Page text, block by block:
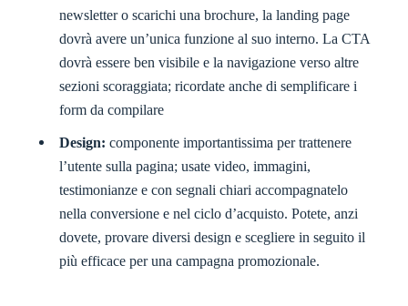
newsletter o scarichi una brochure, la landing page
dovrà avere un’unica funzione al suo interno. La CTA
dovrà essere ben visibile e la navigazione verso altre
sezioni scoraggiata; ricordate anche di semplificare i
form da compilare
Design: componente importantissima per trattenere
l’utente sulla pagina; usate video, immagini,
testimonianze e con segnali chiari accompagnatelo
nella conversione e nel ciclo d’acquisto. Potete, anzi
dovete, provare diversi design e scegliere in seguito il
più efficace per una campagna promozionale.